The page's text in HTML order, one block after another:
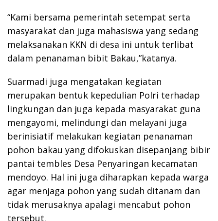
“Kami bersama pemerintah setempat serta
masyarakat dan juga mahasiswa yang sedang
melaksanakan KKN di desa ini untuk terlibat
dalam penanaman bibit Bakau,”katanya.
Suarmadi juga mengatakan kegiatan
merupakan bentuk kepedulian Polri terhadap
lingkungan dan juga kepada masyarakat guna
mengayomi, melindungi dan melayani juga
berinisiatif melakukan kegiatan penanaman
pohon bakau yang difokuskan disepanjang bibir
pantai tembles Desa Penyaringan kecamatan
mendoyo. Hal ini juga diharapkan kepada warga
agar menjaga pohon yang sudah ditanam dan
tidak merusaknya apalagi mencabut pohon
tersebut.